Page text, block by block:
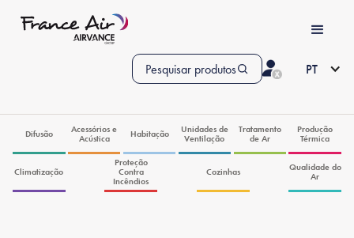
Pesquisar produtos PT
Difusão
Acessórios e
Acústica
Habitação
Unidades de
Ventilação
Tratamento
de Ar
Produção
Térmica
Climatização
Proteção
Contra
Incêndios
Cozinhas
Qualidade do
Ar